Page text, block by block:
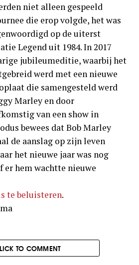
niet alleen gespeeld
die erop volgde, het was
op de uiterst
Legend uit 1984. In 2017
jubileumeditie, waarbij het
werd met een nieuwe
die samengesteld werd
Marley en door
van een show in
bewees dat Bob Marley
de aanslag op zijn leven
het nieuwe jaar was nog
er hem wachtte nieuwe
te beluisteren.
TO COMMENT